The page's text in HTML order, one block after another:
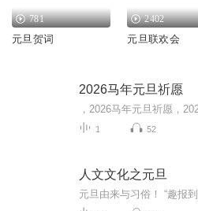
781
元旦贺词
2402
元旦联欢会
2026马年元旦祈愿
1 52
人文文化之元旦